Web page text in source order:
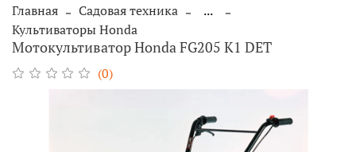
Главная Садовая техника
...
Культиваторы Honda
Мотокультиватор Honda FG205 K1 DET
(0)